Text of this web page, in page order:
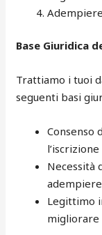
Base Giuridica
Trattiamo i tuoi
seguenti basi
Consenso
Necessità
Legittimo